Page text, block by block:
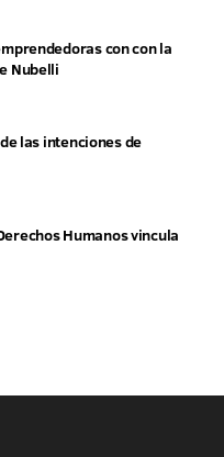
con con la
Nubelli
las intenciones de
Humanos vincula